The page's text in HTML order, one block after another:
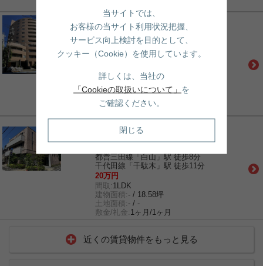
オーパスホームズ白山
都営三田線「白山」駅 徒歩7分
南北線「東大前」駅 徒歩7分
32万円
間取:2LDK
建物面積:- / 18.54坪
土地面積:- / -
敷金/礼金: 0ヶ月/0ヶ月
シャンブル向丘
都営三田線「白山」駅 徒歩8分
千代田線「千駄木」駅 徒歩11分
20万円
間取: 1LDK
建物面積:- / 18.58坪
土地面積:- / -
敷金/礼金: 1ヶ月/1ヶ月
近くの賃貸物件をもっと見る
当サイトでは、
お客様の当サイト利用状況把握、
サービス向上検討を目的として、
クッキー（Cookie）を使用しています。
詳しくは、当社の
「Cookieの取扱いについて」 を
ご確認ください。
閉じる